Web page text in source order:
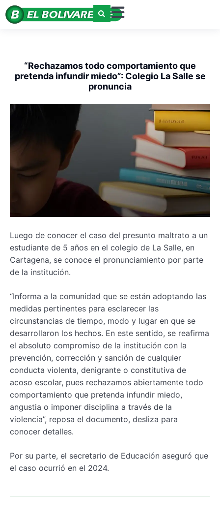
“Rechazamos todo comportamiento que
pretenda infundir miedo”: Colegio La Salle se
pronuncia
Luego de conocer el caso del presunto maltrato a un
estudiante de 5 años en el colegio de La Salle, en
Cartagena, se conoce el pronunciamiento por parte
de la institución.
“Informa a la comunidad que se están adoptando las
medidas pertinentes para esclarecer las
circunstancias de tiempo, modo y lugar en que se
desarrollaron los hechos. En este sentido, se reafirma
el absoluto compromiso de la institución con la
prevención, corrección y sanción de cualquier
conducta violenta, denigrante o constitutiva de
acoso escolar, pues rechazamos abiertamente todo
comportamiento que pretenda infundir miedo,
angustia o imponer disciplina a través de la
violencia”, reposa el documento, desliza para
conocer detalles.
Por su parte, el secretario de Educación aseguró que
el caso ocurrió en el 2024.